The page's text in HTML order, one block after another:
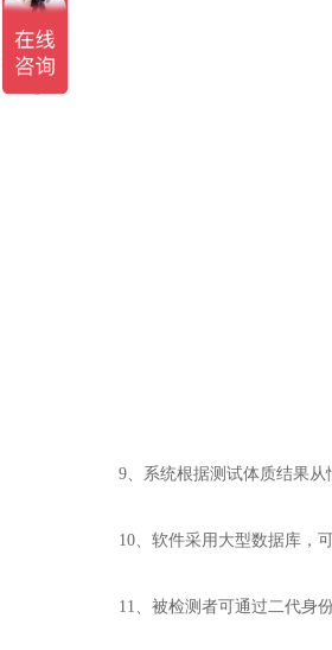
9、系统根据测试体质结果从情
10、软件采用大型数据库，可
11、被检测者可通过二代身份